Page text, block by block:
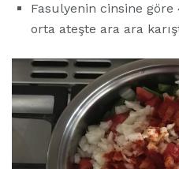
Fasulyenin cinsine göre
orta ateşte ara ara